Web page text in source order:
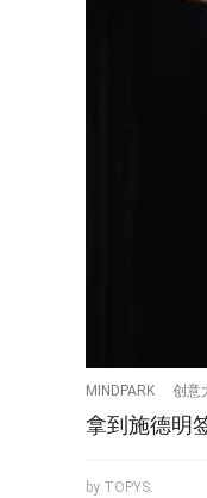
MINDPARK 创意
拿到施德明
by TOPYS.